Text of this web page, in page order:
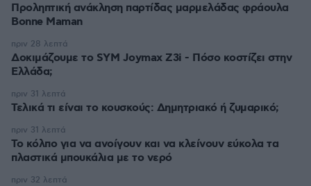
Προληπτική ανάκληση παρτίδας μαρμελάδας φράουλα
Bonne Maman
Δοκιμάζουμε το SYM Joymax Z3i - Πόσο κοστίζει στην
Ελλάδα;
πριν 28 λεπτά
Τελικά τι είναι το κουσκούς: Δημητριακό ή ζυμαρικό;
πριν 31 λεπτά
Το κόλπο για να ανοίγουν και να κλείνουν εύκολα τα
πλαστικά μπουκάλια με το νερό
πριν 31 λεπτά
πριν 32 λεπτά